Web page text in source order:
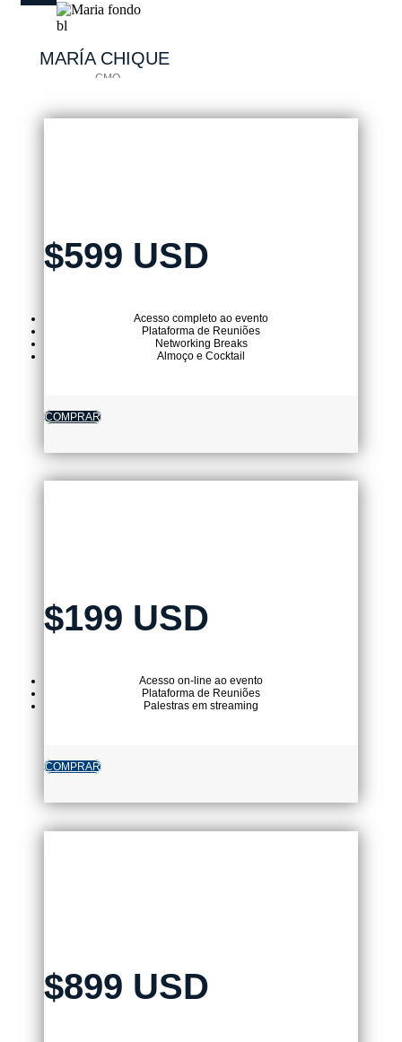
MARÍACHIQUE
CMO
$599 USD
Acesso completo ao evento
Plataforma de Reuniões
Networking Breaks
Almoço e Cocktail
COMPRAR
$199 USD
Acesso on-line ao evento
Plataforma de Reuniões
Palestras em streaming
COMPRAR
$899 USD